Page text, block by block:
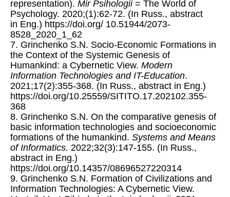
representation). Mir Psihologii= The World of
Psychology. 2020;(1):62-72. (In Russ., abstract
in Eng.) https://doi.org/ 10.51944/2073-
8528_2020_1_62
7. Grinchenko S.N. Socio-Economic Formations in
the Context of the Systemic Genesis of
Humankind: a Cybernetic View. Modern
Information Technologies and IT-Education.
2021;17(2):355-368. (In Russ., abstract in Eng.)
https://doi.org/10.25559/SITITO.17.202102.355-
368
8. Grinchenko S.N. On the comparative genesis of
basic information technologies and socioeconomic
formations of the humankind. Systems and Means
of Informatics. 2022;32(3):147-155. (In Russ.,
abstract in Eng.)
https://doi.org/10.14357/08696527220314
9. Grinchenko S.N. Formation of Civilizations and
Information Technologies: A Cybernetic View.